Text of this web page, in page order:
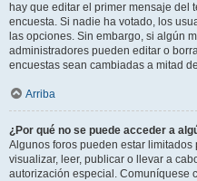
hay que editar el primer mensaje del
encuesta. Si nadie ha votado, los
las opciones. Sin embargo, si algún
administradores pueden editar o
encuestas sean cambiadas a mitad
Arriba
¿Por qué no se puede acceder a
Algunos foros pueden estar
visualizar, leer, publicar o llevar a
autorización especial. Comuníquese